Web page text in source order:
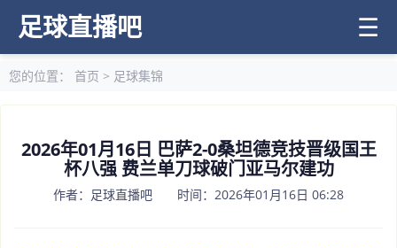
足球直播吧 ☰
您的位置： 首页 > 足球集锦
2026年01月16日 巴萨2-0桑坦德竞技晋级国王
杯八强 费兰单刀球破门亚马尔建功
作者：足球直播吧 时间：2026年01月16日 06:28